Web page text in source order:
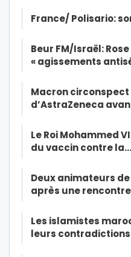
France/ Polisario:
Beur FM/Israël:
« agissements
Macron
d’AstraZeneca
Le Roi Mohammed
du vaccin contre la…
Deux animateurs
après une
Les islamistes
leurs contradictions